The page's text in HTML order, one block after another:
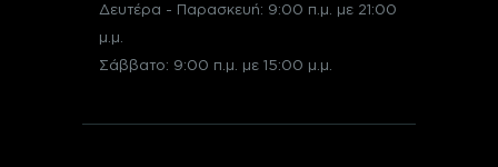
Δευτέρα - Παρασκευή: 9:00 π.μ. με 21:00
μ.μ.
Σάββατο: 9:00 π.μ. με 15:00 μ.μ.